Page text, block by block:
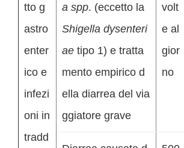
tto g
astro
enter
ico e
infezi
oni in
tradd
a spp. (eccetto la
Shigella dysenteri
ae tipo 1) e tratta
mento empirico d
ella diarrea del via
ggiatore grave
volt
e al
gior
no